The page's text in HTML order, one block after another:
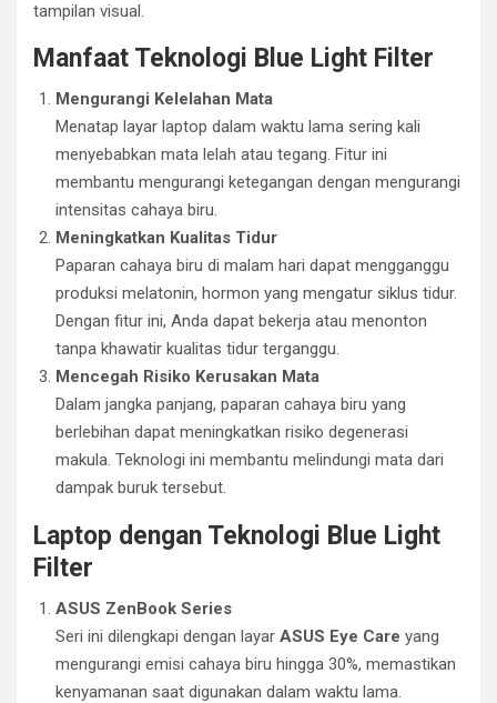
tampilan visual.
Manfaat Teknologi Blue Light Filter
Mengurangi Kelelahan Mata
Menatap layar laptop dalam waktu lama sering kali
menyebabkan mata lelah atau tegang. Fitur ini
membantu mengurangi ketegangan dengan mengurangi
intensitas cahaya biru.
Meningkatkan Kualitas Tidur
Paparan cahaya biru di malam hari dapat mengganggu
produksi melatonin, hormon yang mengatur siklus tidur.
Dengan fitur ini, Anda dapat bekerja atau menonton
tanpa khawatir kualitas tidur terganggu.
Mencegah Risiko Kerusakan Mata
Dalam jangka panjang, paparan cahaya biru yang
berlebihan dapat meningkatkan risiko degenerasi
makula. Teknologi ini membantu melindungi mata dari
dampak buruk tersebut.
Laptop dengan Teknologi Blue Light
Filter
ASUS ZenBook Series
Seri ini dilengkapi dengan layar ASUS Eye Care yang
mengurangi emisi cahaya biru hingga 30%, memastikan
kenyamanan saat digunakan dalam waktu lama.